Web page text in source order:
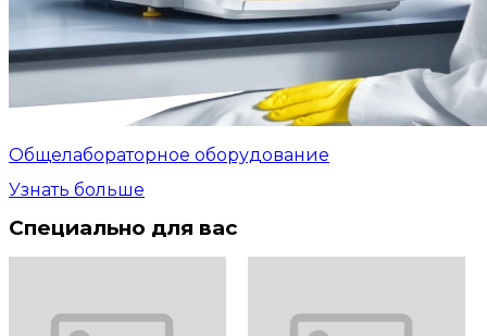
Общелабораторное оборудование
Узнать больше
Специально для вас